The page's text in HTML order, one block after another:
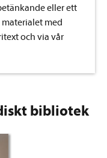
eller ett
med
och via vår
bibliotek